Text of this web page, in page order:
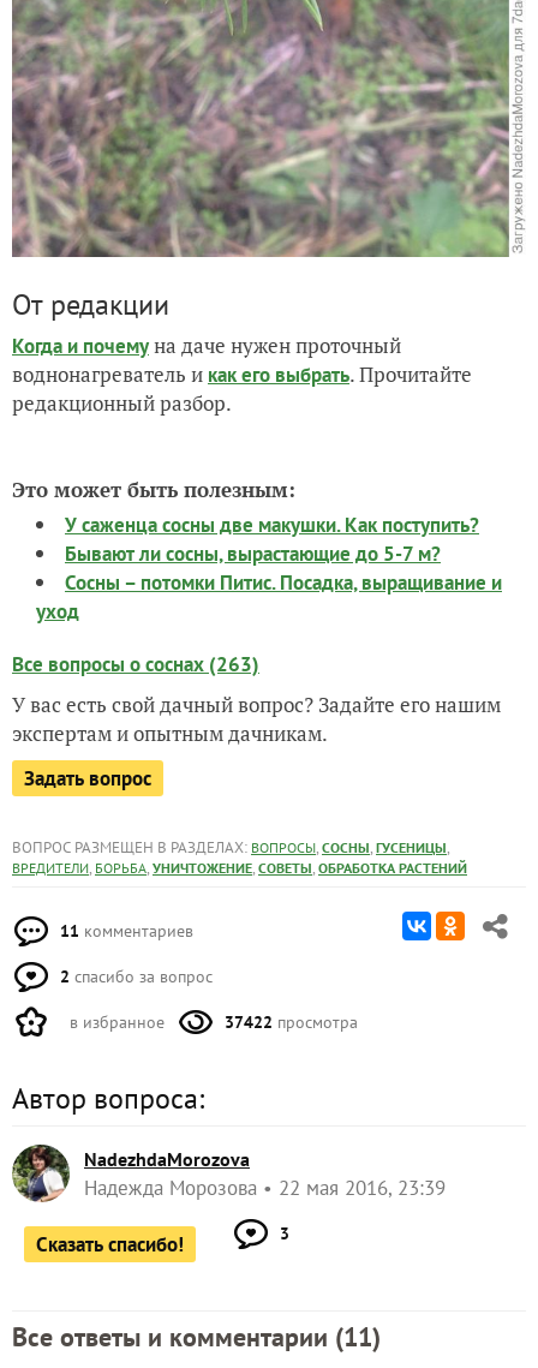
От редакции
Когда и почемуна даче нужен проточный
воднонагреватель и как его выбрать. Прочитайте
редакционный разбор.
Это может быть полезным:
У саженца сосны две макушки. Как поступить?
Бывают ли сосны, вырастающие до 5-7 м?
Сосны – потомки Питис. Посадка, выращивание и
уход
Все вопросы о соснах (263)
У вас есть свой дачный вопрос? Задайте его нашим
экспертам и опытным дачникам.
Задать вопрос
ВОПРОС РАЗМЕЩЕН В РАЗДЕЛАХ: ВОПРОСЫ, СОСНЫ, ГУСЕНИЦЫ,
ВРЕДИТЕЛИ, БОРЬБА, УНИЧТОЖЕНИЕ, СОВЕТЫ, ОБРАБОТКА РАСТЕНИЙ
11 комментариев
2 спасибо за вопрос
в избранное 37422 просмотра
Автор вопроса:
NadezhdaMorozova
Надежда Морозова 22 мая 2016, 23:39
Сказать спасибо! 3
Все ответы и комментарии (11)